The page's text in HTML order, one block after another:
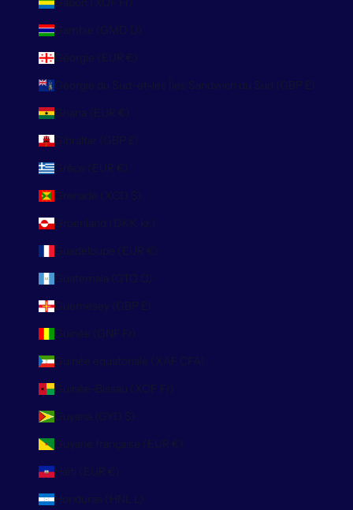
Gambie (GMD D)
Géorgie (EUR €)
Géorgie du Sud-et-les Îles Sandwich du Sud (GBP £)
Ghana (EUR €)
Gibraltar (GBP £)
Grèce (EUR €)
Grenade (XCD $)
Groenland (DKK kr.)
Guadeloupe (EUR €)
Guatemala (GTQ Q)
Guernesey (GBP £)
Guinée (GNF Fr)
Guinée équatoriale (XAF CFA)
Guinée-Bissau (XOF Fr)
Guyana (GYD $)
Guyane française (EUR €)
Haïti (EUR €)
Honduras (HNL L)